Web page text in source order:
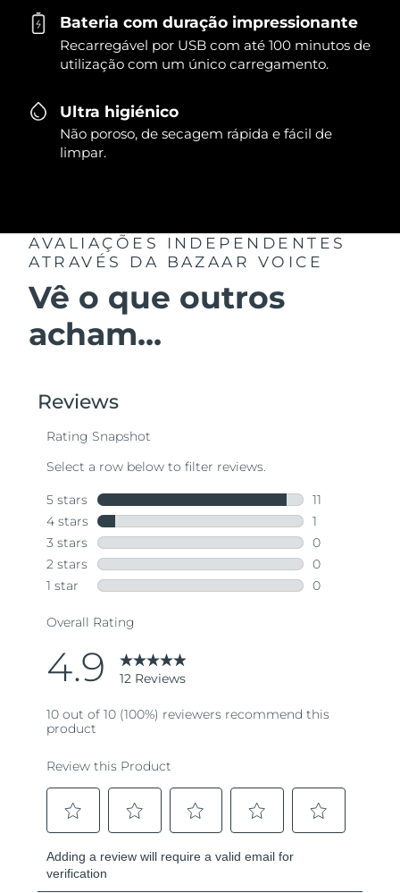
Bateria com duração impressionante
Recarregável por USB com até 100 minutos de
utilização com um único carregamento.
Ultra higiénico
Não poroso, de secagem rápida e fácil de
limpar.
AVALIAÇÕES INDEPENDENTES
ATRAVÉS DA BAZAAR VOICE
Vê o que outros
acham...